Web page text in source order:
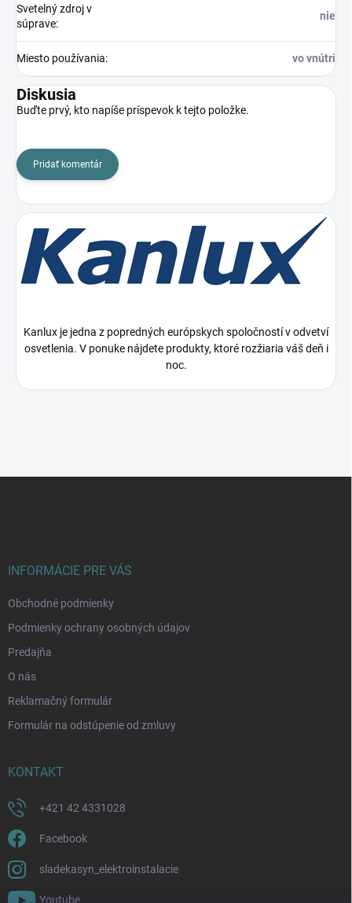
Svetelný zdroj v
súprave:
nie
Miesto používania: vo vnútri
Diskusia
Buďte prvý, kto napíše príspevok k tejto položke.
Pridať komentár
Kanlux je jedna z popredných európskych spoločností v odvetví
osvetlenia. V ponuke nájdete produkty, ktoré rozžiaria váš deň i
noc.
INFORMÁCIE PRE VÁS
Obchodné podmienky
Podmienky ochrany osobných údajov
Predajňa
O nás
Reklamačný formulár
Formulár na odstúpenie od zmluvy
KONTAKT
+421 42 4331028
Facebook
sladekasyn_elektroinstalacie
Youtube